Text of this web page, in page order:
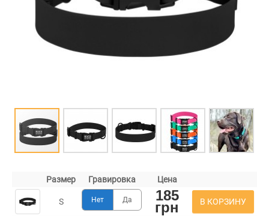
Размер Гравировка Цена
S Нет Да 185
грн В КОРЗИНУ